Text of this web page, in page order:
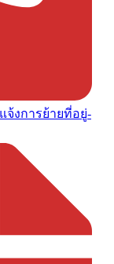
จ้งการย้ายที่อยู่-